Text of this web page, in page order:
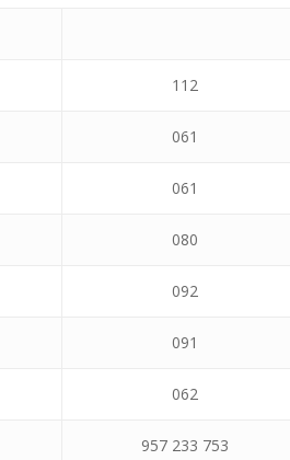
112
061
061
080
092
091
062
957 233 753